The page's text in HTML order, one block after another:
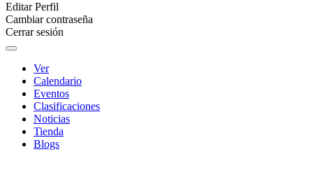
Editar Perfil
Cambiar contraseña
Cerrar sesión
Ver
Calendario
Eventos
Clasificaciones
Noticias
Tienda
Blogs